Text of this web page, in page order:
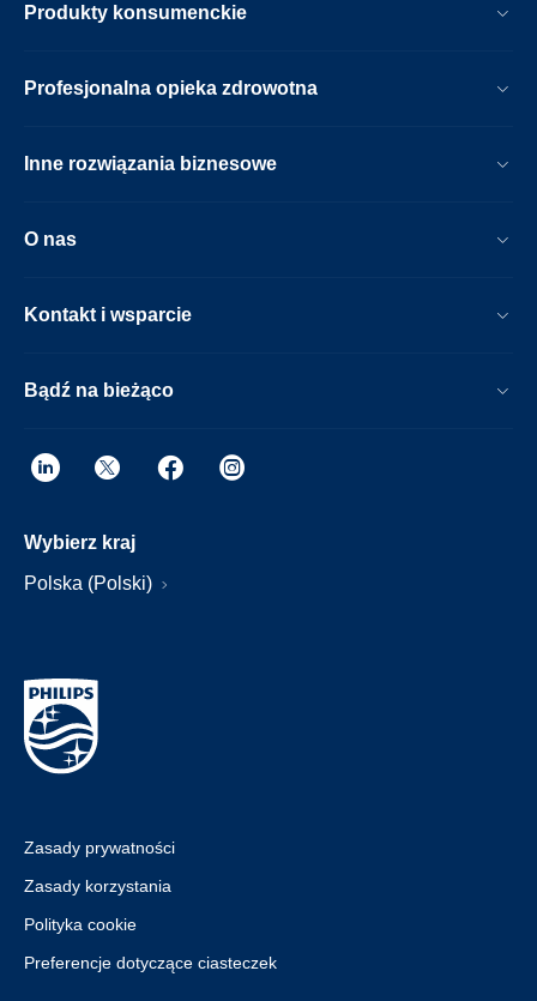
Produkty konsumenckie
Profesjonalna opieka zdrowotna
Inne rozwiązania biznesowe
O nas
Kontakt i wsparcie
Bądź na bieżąco
Wybierz kraj
Polska (Polski)
Zasady prywatności
Zasady korzystania
Polityka cookie
Preferencje dotyczące ciasteczek